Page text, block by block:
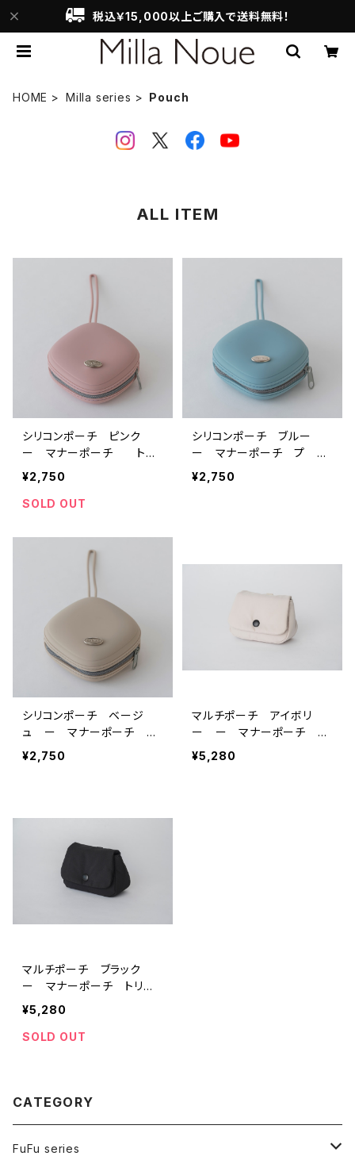
税込￥15,000以上ご購入で送料無料！
HOME Milla series Pouch
ALL ITEM
シリコンポーチ ピンク
ー マナーポーチ トリ
ーツポーチ おやつ缶
¥2,750
SOLD OUT
シリコンポーチ ブルー
ー マナーポーチ プ ト
リーツポーチ おやつ缶
¥2,750
シリコンポーチ ベージ
ュ ー マナーポーチ
トリーツポーチ おやつ缶
¥2,750
マルチポーチ アイボリ
ー ー マナーポーチ ト
リーツポーチ おやつ缶ケ
ース
¥5,280
マルチポーチ ブラック
ー マナーポーチ トリー
ツポーチ おやつ缶ケース
¥5,280
SOLD OUT
CATEGORY
FuFu series